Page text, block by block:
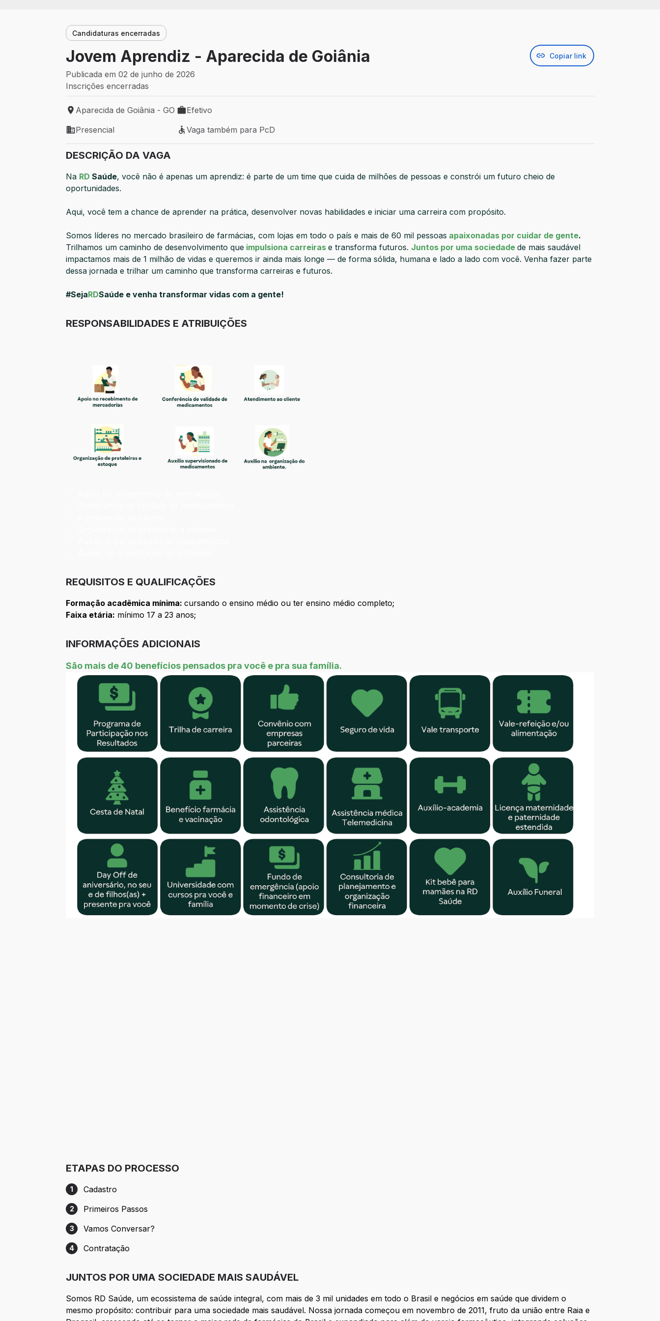
Candidaturas encerradas
Jovem Aprendiz - Aparecida de Goiânia Copiar link
Publicada em 02 de junho de 2026
Inscrições encerradas
Local de trabalho: Aparecida de Goiânia - GO
Aparecida de Goiânia - GO
Tipo de vaga: Efetivo
Efetivo
Modelo de trabalho: Presencial
Presencial
Vaga também para PcD
Vaga também para PcD
DESCRIÇÃO DA VAGA
Na RD Saúde, você não é apenas um aprendiz: é parte de um time que cuida de milhões de pessoas e constrói um futuro cheio de
oportunidades.
Aqui, você tem a chance de aprender na prática, desenvolver novas habilidades e iniciar uma carreira com propósito.
Somos líderes no mercado brasileiro de farmácias, com lojas em todo o país e mais de 60 mil pessoas apaixonadas por cuidar de gente.
Trilhamos um caminho de desenvolvimento que impulsiona carreirase transforma futuros. Juntos por uma sociedadede mais saudável
impactamos mais de 1 milhão de vidas e queremos ir ainda mais longe — de forma sólida, humana e lado a lado com você. Venha fazer parte
dessa jornada e trilhar um caminho que transforma carreiras e futuros.
#SejaRDSaúde e venha transformar vidas com a gente!
RESPONSABILIDADES E ATRIBUIÇÕES
REQUISITOS E QUALIFICAÇÕES
Formação acadêmica mínima:cursando o ensino médio ou ter ensino médio completo;
Faixa etária: mínimo 17 a 23 anos;
INFORMAÇÕES ADICIONAIS
São mais de 40 benefícios pensados pra você e pra sua família.
ETAPAS DO PROCESSO
Etapa 1: Cadastro
1 Cadastro
Etapa 2: Primeiros Passos
2 Primeiros Passos
Etapa 3: Vamos Conversar?
3 Vamos Conversar?
Etapa 4: Contratação
4 Contratação
JUNTOS POR UMA SOCIEDADE MAIS SAUDÁVEL
Somos RD Saúde, um ecossistema de saúde integral, com mais de 3 mil unidades em todo o Brasil e negócios em saúde que dividem o
mesmo propósito: contribuir para uma sociedade mais saudável. Nossa jornada começou em novembro de 2011, fruto da união entre Raia e